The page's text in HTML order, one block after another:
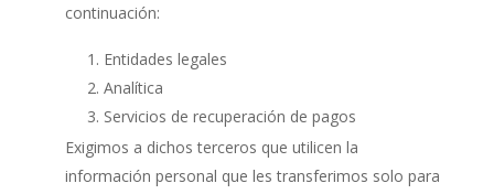
continuación:
Entidades legales
Analítica
Servicios de recuperación de pagos
Exigimos a dichos terceros que utilicen la
información personal que les transferimos solo para